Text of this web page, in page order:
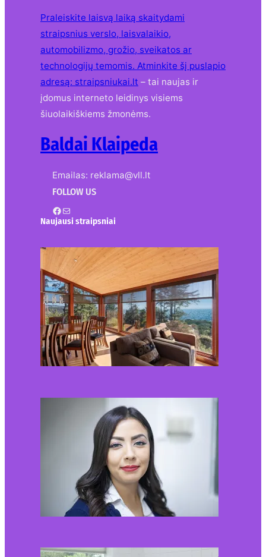
Praleiskite laisvą laiką skaitydami
straipsnius verslo, laisvalaikio,
automobilizmo, grožio, sveikatos ar
technologijų temomis. Atminkite šį puslapio
adresą: straipsniukai.lt – tai naujas ir
įdomus interneto leidinys visiems
šiuolaikiškiems žmonėms.
Baldai Klaipeda
Emailas: reklama@vll.lt
FOLLOW US
Facebook Mail
Naujausi straipsniai
Kur nusipirkti medines
žaliuzes Klaipėdoje?
2026-08-01
Kaip miegamojo
atmosfera veikia odos
senėjimą?
2026-06-01